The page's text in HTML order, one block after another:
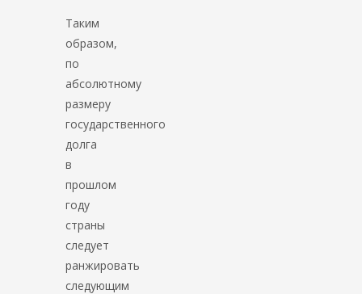
Таким
образом,
по
абсолютному
размеру
государственного
долга
в
прошлом
году
страны
следует
ранжировать
следующим